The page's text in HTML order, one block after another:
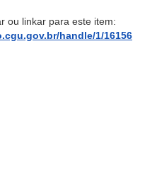
ou linkar para este item:
handle/1/16156